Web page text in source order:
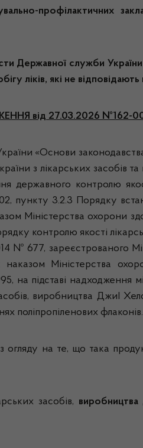
профілактичних
Державної служби
ліків, які не
від 27.03.2026 №162-
«Основи
з лікарських засобів
державного контролю
пункту 3.2.3 Порядку
Міністерства охорони
контролю якості
№ 677, зареєстрованого
наказом Міністерства
на підставі надходження
виробництва ДжиІ
поліпропіленових флаконів.
огляду на те, що така
засобів,